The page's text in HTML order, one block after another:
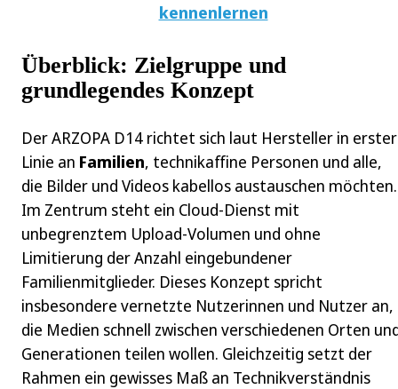
kennenlernen
Überblick: Zielgruppe und
grundlegendes Konzept
Der ARZOPA D14 richtet sich laut Hersteller in erster
Linie an Familien, technikaffine Personen und alle,
die Bilder und Videos kabellos austauschen möchten.
Im Zentrum steht ein Cloud-Dienst mit
unbegrenztem Upload-Volumen und ohne
Limitierung der Anzahl eingebundener
Familienmitglieder. Dieses Konzept spricht
insbesondere vernetzte Nutzerinnen und Nutzer an,
die Medien schnell zwischen verschiedenen Orten
Generationen teilen wollen. Gleichzeitig setzt der
Rahmen ein gewisses Maß an Technikverständnis